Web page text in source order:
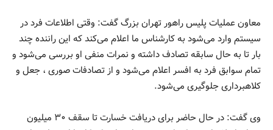
معاون عملیات پلیس راهور تهران بزرگ گفت: وقتی اطلاعات فرد در
سیستم وارد می‌شود به کارشناس ما اعلام می‌کند که این راننده چند
بار تا به حال سابقه تصادف داشته و نمرات منفی او بررسی می‌شود و
تمام سوابق فرد به افسر اعلام می‌شود و از تصادفات صوری ، جعل و
کلاهبرداری جلوگیری می‌شود.
وی گفت: در حال حاضر برای دریافت خسارت تا سقف ۳۰ میلیون